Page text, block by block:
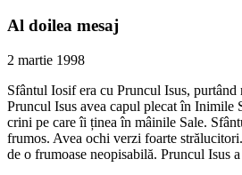
Al doilea mesaj
2 martie 1998
Sfântul Iosif era cu Pruncul Isus, purtând
Pruncul Isus avea capul plecat în Inimile
crini pe care îi ținea în mâinile Sale.
frumos. Avea ochi verzi foarte
de o frumoase neopisabilă. Pruncul Isus